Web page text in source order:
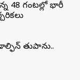
48 గంటల్లో భారీ
తుపాను..